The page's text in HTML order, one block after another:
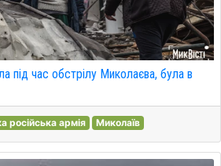
під час обстрілу Миколаєва, була в
російська армія Миколаїв